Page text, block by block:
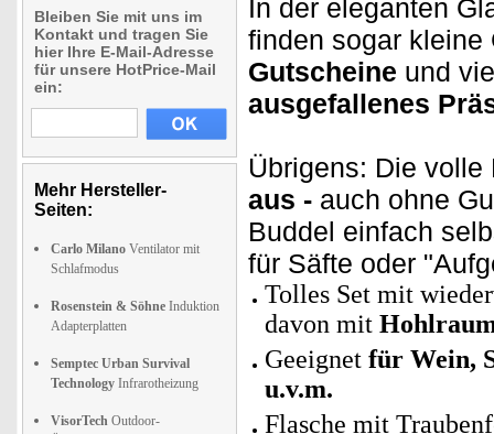
Bleiben Sie mit uns im
Kontakt und tragen Sie
hier Ihre E-Mail-Adresse
für unsere HotPrice-Mail
ein:
Mehr Hersteller-
Seiten:
Carlo Milano Ventilator mit
Schlafmodus
Rosenstein & Söhne Induktion
Adapterplatten
Semptec Urban Survival
Technology Infrarotheizung
VisorTech Outdoor-
In der eleganten
finden sogar
Gutscheine und
ausgefallenes
Übrigens: Die volle
aus - auch ohne
Buddel einfach
für Säfte oder
Tolles Set mit
davon mit
Geeignet für Wein,
u.v.m.
Flasche mit